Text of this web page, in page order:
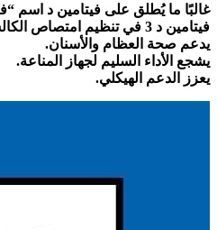
غالبًا ما يُطلق على فيتامين د اسم
فيتامين د 3 في تنظيم امتصاص الكالسيوم والفوسفور ، وكلاهما ضروري لعظام وأسنان قوية وصحية. بالإضافة إلى ذلك ، يمكن أن يساعد في دعم الأداء السليم لجهاز المناعة.
يدعم صحة العظام والأسنان.
يشجع الأداء السليم لجهاز المناعة.
يعزز الدعم الهيكلي.